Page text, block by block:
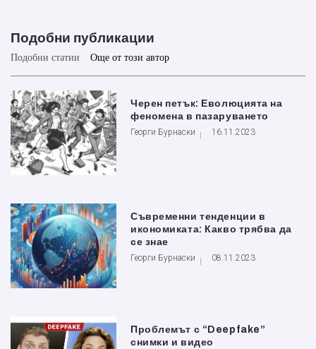
Подобни публикации
Подобни статии Още от този автор
Черен петък: Еволюцията на
феномена в пазаруването
Георги Бурнаски 16.11.2023
Съвременни тенденции в
икономиката: Какво трябва да
се знае
Георги Бурнаски 08.11.2023
Проблемът с “Deepfake”
снимки и видео